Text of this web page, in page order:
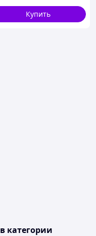
Купить
в категории